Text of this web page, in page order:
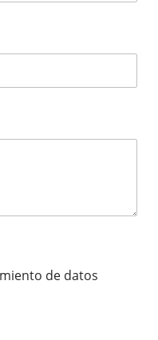
de datos